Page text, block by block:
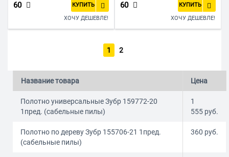
60 КУПИТЬ
ХОЧУ ДЕШЕВЛЕ!
60 КУПИТЬ
ХОЧУ ДЕШЕВЛЕ!
1 2
Название товара Цена
Полотно универсальные Зубр 159772-20
1пред. (сабельные пилы)
1
555 руб.
Полотно по дереву Зубр 155706-21 1пред.
(сабельные пилы)
360 руб.